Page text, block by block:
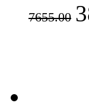
7655.00